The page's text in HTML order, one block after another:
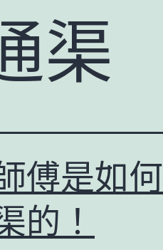
渠
傅是如
的！